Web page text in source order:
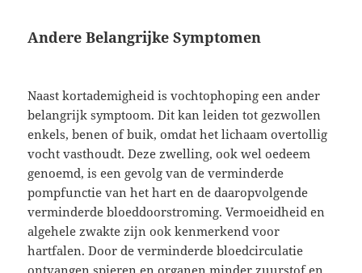
Andere Belangrijke Symptomen
Naast kortademigheid is vochtophoping een ander
belangrijk symptoom. Dit kan leiden tot gezwollen
enkels, benen of buik, omdat het lichaam overtollig
vocht vasthoudt. Deze zwelling, ook wel oedeem
genoemd, is een gevolg van de verminderde
pompfunctie van het hart en de daaropvolgende
verminderde bloeddoorstroming. Vermoeidheid en
algehele zwakte zijn ook kenmerkend voor
hartfalen. Door de verminderde bloedcirculatie
ontvangen spieren en organen minder zuurstof en